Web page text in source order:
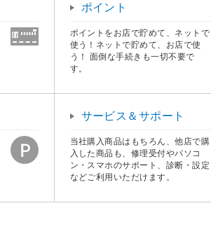
ポイント
ポイントをお店で貯めて、ネットで
使う！ネットで貯めて、お店で使
う！ 面倒な手続きも一切不要で
す。
サービス＆サポート
当社購入商品はもちろん、他店で購
入した商品も、修理受付やパソコ
ン・スマホのサポート、診断・設定
などご利用いただけます。